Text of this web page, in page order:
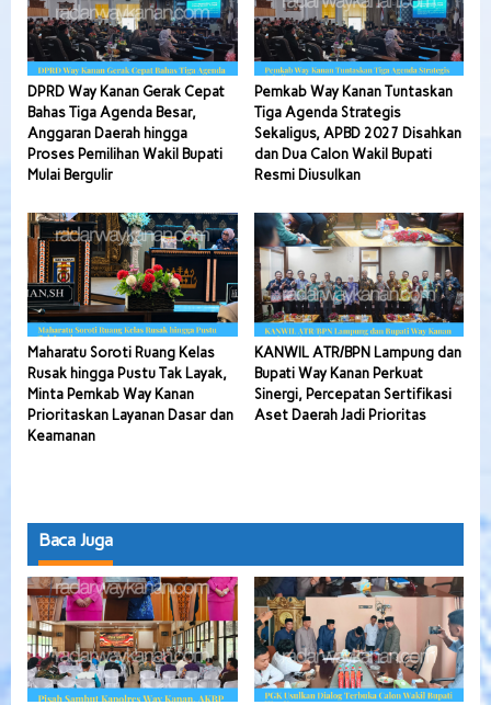
DPRD Way Kanan Gerak Cepat
Bahas Tiga Agenda Besar,
Anggaran Daerah hingga
Proses Pemilihan Wakil Bupati
Mulai Bergulir
Pemkab Way Kanan Tuntaskan
Tiga Agenda Strategis
Sekaligus, APBD 2027 Disahkan
dan Dua Calon Wakil Bupati
Resmi Diusulkan
Maharatu Soroti Ruang Kelas
Rusak hingga Pustu Tak Layak,
Minta Pemkab Way Kanan
Prioritaskan Layanan Dasar dan
Keamanan
KANWIL ATR/BPN Lampung dan
Bupati Way Kanan Perkuat
Sinergi, Percepatan Sertifikasi
Aset Daerah Jadi Prioritas
Baca Juga